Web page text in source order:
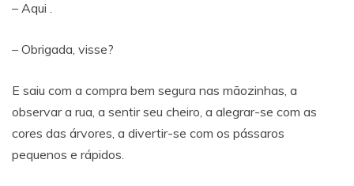
– Aqui .
– Obrigada, visse?
E saiu com a compra bem segura nas mãozinhas, a
observar a rua, a sentir seu cheiro, a alegrar-se com as
cores das árvores, a divertir-se com os pássaros
pequenos e rápidos.